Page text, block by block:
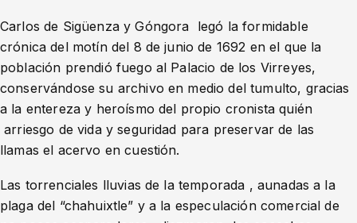
Carlos de Sigüenza y Góngora legó la formidable
crónica del motín del 8 de junio de 1692 en el que la
población prendió fuego al Palacio de los Virreyes,
conservándose su archivo en medio del tumulto, gracias
a la entereza y heroísmo del propio cronista quién
arriesgo de vida y seguridad para preservar de las
llamas el acervo en cuestión.
Las torrenciales lluvias de la temporada , aunadas a la
plaga del “chahuixtle” y a la especulación comercial de